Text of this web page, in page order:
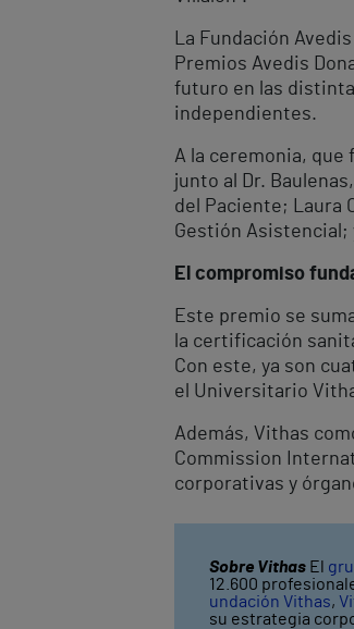
La Fundación
Premios Avedis
futuro en las
independientes.
A la ceremonia, que
junto al Dr. Baulenas,
del Paciente; Laura
Gestión Asistencial;
El compromiso
Este premio se
la certificación
Con este, ya son
el Universitario
Además, Vithas
Commission
corporativas y
Sobre Vithas El
12.600
undación Vithas,
su estrategia